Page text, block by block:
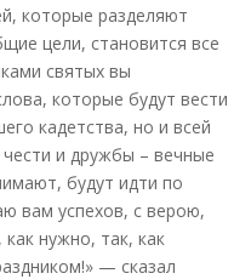
которые разделяют
цели, становится все
святых вы
которые будут вести
кадетства, но и всей
и дружбы – вечные
будут идти по
вам успехов, с верою,
нужно, так, как
— сказал